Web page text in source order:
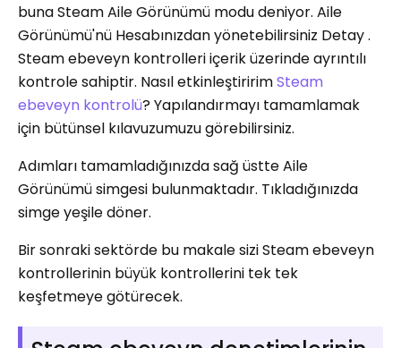
buna Steam Aile Görünümü modu deniyor. Aile
Görünümü'nü Hesabınızdan yönetebilirsiniz Detay .
Steam ebeveyn kontrolleri içerik üzerinde ayrıntılı
kontrole sahiptir. Nasıl etkinleştiririmSteam
ebeveyn kontrolü? Yapılandırmayı tamamlamak
için bütünsel kılavuzumuzu görebilirsiniz.
Adımları tamamladığınızda sağ üstte Aile
Görünümü simgesi bulunmaktadır. Tıkladığınızda
simge yeşile döner.
Bir sonraki sektörde bu makale sizi Steam ebeveyn
kontrollerinin büyük kontrollerini tek tek
keşfetmeye götürecek.